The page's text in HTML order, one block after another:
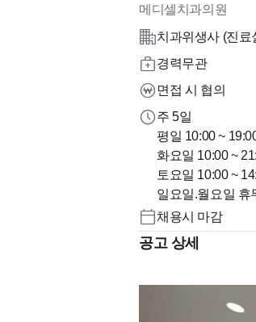
메디셀치과의원
치과위생사 (진료
경력무관
면접 시 협의
주 5일
평일 10:00 ~
화요일 10:00 ~
토요일 10:00 ~
일요일.월요일 휴
채용시 마감
공고 상세